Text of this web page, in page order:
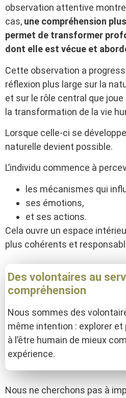
observation attentive
cas, une compréhension
permet de transformer
dont elle est vécue et
Cette observation a
réflexion plus large sur la
et sur le rôle central que
la transformation de la vie
Lorsque celle-ci se
naturelle devient possible.
L’individu commence à
les mécanismes qui
ses émotions,
et ses actions.
Cela ouvre un espace
plus cohérents et
Des volontaires au
compréhension
Nous sommes des
même intention : explorer
à l’être humain de mieux
expérience.
Nous ne cherchons pas à